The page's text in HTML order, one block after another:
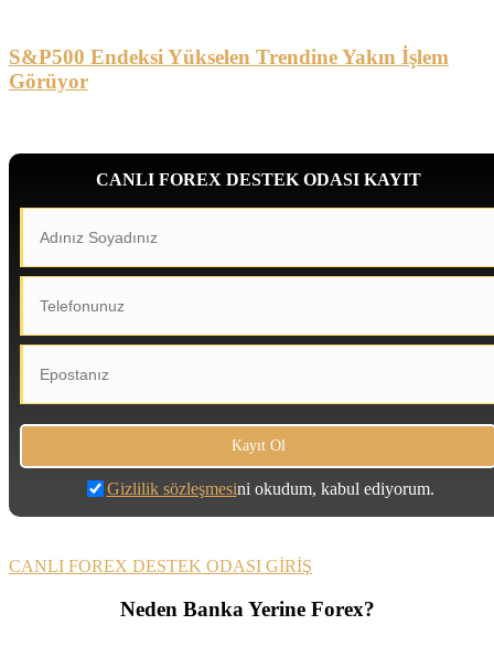
S&P500 Endeksi Yükselen Trendine Yakın İşlem
Görüyor
CANLI FOREX DESTEK ODASI KAYIT
Gizlilik sözleşmesini okudum, kabul ediyorum.
CANLI FOREX DESTEK ODASI GİRİŞ
Neden Banka Yerine Forex?